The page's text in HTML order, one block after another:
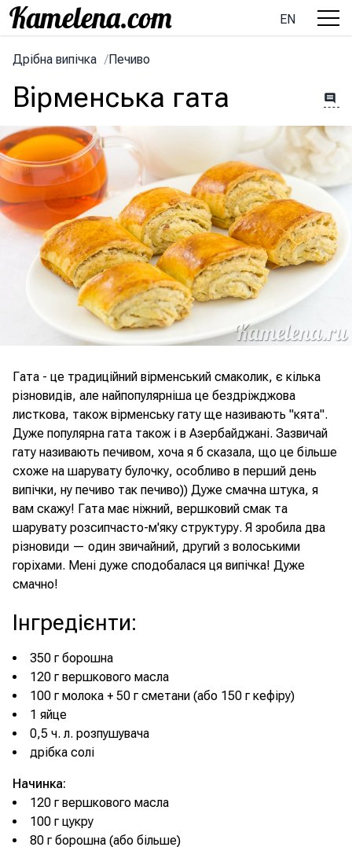
EN
Дрібна випічка /Печиво
Вірменська гата
Гата - це традиційний вірменський смаколик, є кілька
різновидів, але найпопулярніша це бездріжджова
листкова, також вірменську гату ще називають "кята".
Дуже популярна гата також і в Азербайджані. Зазвичай
гату називають печивом, хоча я б сказала, що це більше
схоже на шарувату булочку, особливо в перший день
випічки, ну печиво так печиво)) Дуже смачна штука, я
вам скажу! Гата має ніжний, вершковий смак та
шарувату розсипчасто-м'яку структуру. Я зробила два
різновиди — один звичайний, другий з волоськими
горіхами. Мені дуже сподобалася ця випічка! Дуже
смачно!
Інгредієнти:
350 г борошна
120 г вершкового масла
100 г молока + 50 г сметани (або 150 г кефіру)
1 яйце
0,5 ч. л. розпушувача
дрібка солі
Начинка:
120 г вершкового масла
100 г цукру
80 г борошна (або більше)